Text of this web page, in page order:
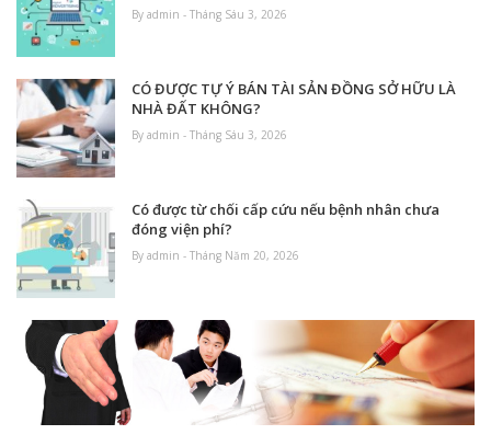
By admin - Tháng Sáu 3, 2026
CÓ ĐƯỢC TỰ Ý BÁN TÀI SẢN ĐỒNG SỞ HỮU LÀ
NHÀ ĐẤT KHÔNG?
By admin - Tháng Sáu 3, 2026
Có được từ chối cấp cứu nếu bệnh nhân chưa
đóng viện phí?
By admin - Tháng Năm 20, 2026